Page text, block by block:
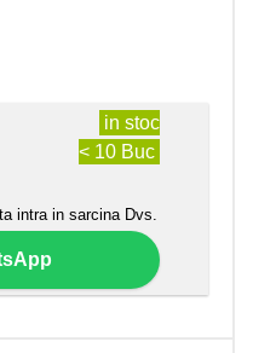
in stoc
< 10 Buc
intra in sarcina Dvs.